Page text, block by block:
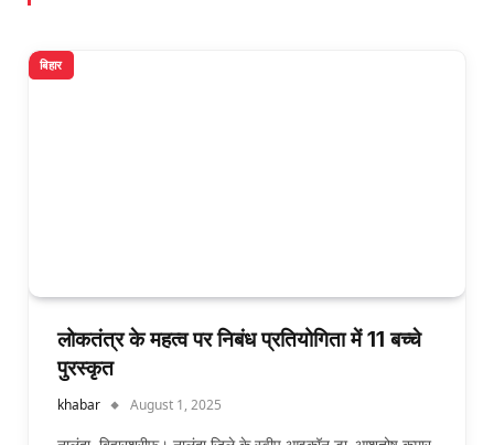
बिहार
लोकतंत्र के महत्व पर निबंध प्रतियोगिता में 11 बच्चे
पुरस्कृत
khabar August 1, 2025